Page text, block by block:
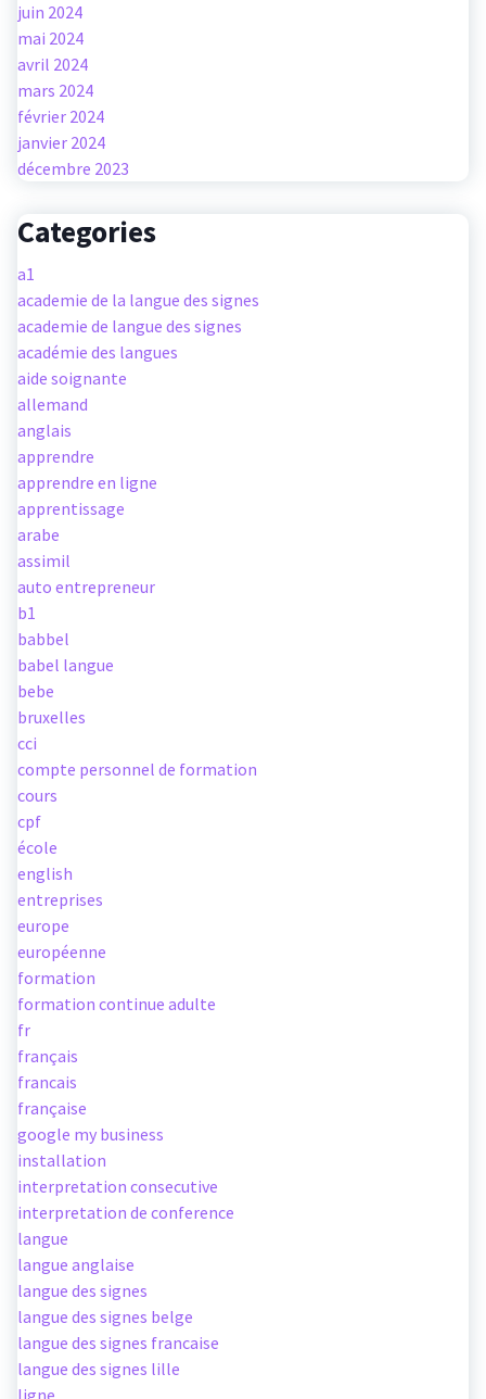
juin 2024
mai 2024
avril 2024
mars 2024
février 2024
janvier 2024
décembre 2023
Categories
a1
academie de la langue des signes
academie de langue des signes
académie des langues
aide soignante
allemand
anglais
apprendre
apprendre en ligne
apprentissage
arabe
assimil
auto entrepreneur
b1
babbel
babel langue
bebe
bruxelles
cci
compte personnel de formation
cours
cpf
école
english
entreprises
europe
européenne
formation
formation continue adulte
fr
français
francais
française
google my business
installation
interpretation consecutive
interpretation de conference
langue
langue anglaise
langue des signes
langue des signes belge
langue des signes francaise
langue des signes lille